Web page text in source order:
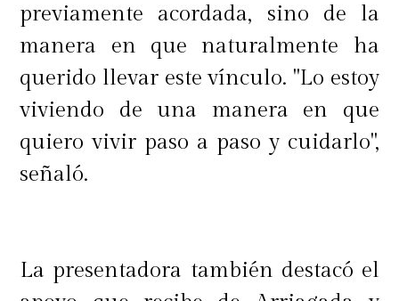
previamente acordada, sino de la
manera en que naturalmente ha
querido llevar este vínculo. "Lo estoy
viviendo de una manera en que
quiero vivir paso a paso y cuidarlo",
señaló.
La presentadora también destacó el